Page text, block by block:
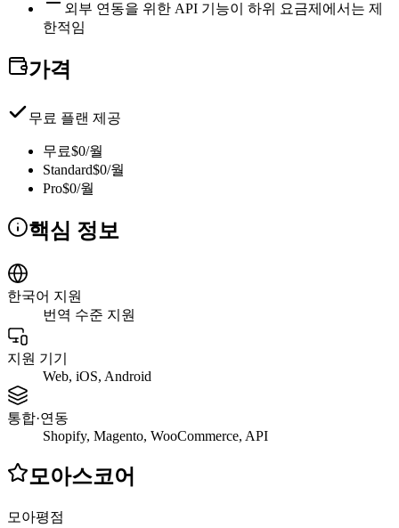
외부 연동을 위한 API 기능이 하위 요금제에서는 제
한적임
가격
무료 플랜 제공
무료$0/월
Standard$0/월
Pro$0/월
핵심 정보
한국어 지원
번역 수준 지원
지원 기기
Web, iOS, Android
통합·연동
Shopify, Magento, WooCommerce, API
모아스코어
모아평점